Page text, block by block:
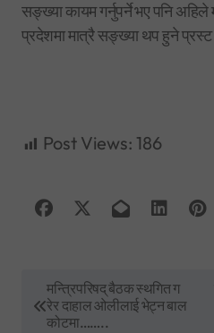
सङ्ख्या कायम गर्नुपर्ने भए पनि अहिले
प्रदेशमा मात्रै सङ्ख्या थप हुने प्रस्ट
Post Views: 186
o
मन्त्रिपरिषद् बैठक स्थगित ग
रेर दाहाल ओलीलाई भेट्न बाल
कोटमा……..